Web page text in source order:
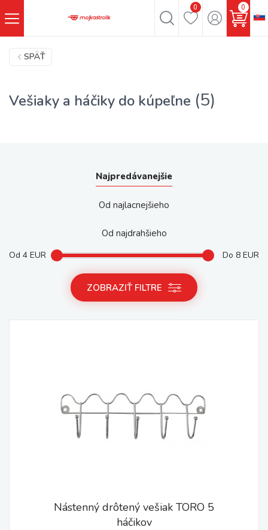
0 0
SPÄŤ
Vešiaky a háčiky do kúpeľne (5)
Najpredávanejšie
Od najlacnejšieho
Od najdrahšieho
Od 4 EUR Do 8 EUR
ZOBRAZIŤ FILTRE
Nástenný drôtený vešiak TORO 5
háčikov